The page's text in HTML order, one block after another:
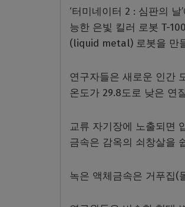
‘터미네이터 2 : 심판의
능한 은빛 킬러 로봇 T-
(liquid metal) 로봇을 만
연구자들은 새로운 인간
온도가 29.8도로 낮은 연
교류 자기장에 노출되면
금속은 감옥의 쇠창살을
녹은 액체금속은 거푸집(